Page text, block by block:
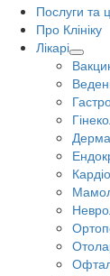
Послуги та
Про Клініку
Лікарі